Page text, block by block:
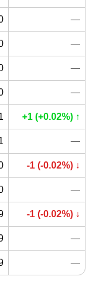
—
—
—
—
+1 (+0.02%) ↑
—
-1 (-0.02%) ↓
—
-1 (-0.02%) ↓
—
—